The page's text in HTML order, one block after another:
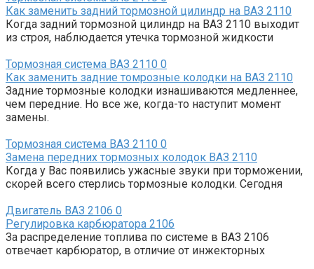
Как заменить задний тормозной цилиндр на ВАЗ 2110
Когда задний тормозной цилиндр на ВАЗ 2110 выходит
из строя, наблюдается утечка тормозной жидкости
Тормозная система ВАЗ 2110 0
Как заменить задние томрозные колодки на ВАЗ 2110
Задние тормозные колодки изнашиваются медленнее,
чем передние. Но все же, когда-то наступит момент
замены.
Тормозная система ВАЗ 2110 0
Замена передних тормозных колодок ВАЗ 2110
Когда у Вас появились ужасные звуки при торможении,
скорей всего стерлись тормозные колодки. Сегодня
Двигатель ВАЗ 2106 0
Регулировка карбюратора 2106
За распределение топлива по системе в ВАЗ 2106
отвечает карбюратор, в отличие от инжекторных